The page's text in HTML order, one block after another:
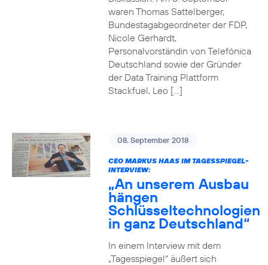
waren Thomas Sattelberger,
Bundestagabgeordneter der FDP,
Nicole Gerhardt,
Personalvorständin von Telefónica
Deutschland sowie der Gründer
der Data Training Plattform
Stackfuel, Leo […]
08. September 2018
CEO MARKUS HAAS IM TAGESSPIEGEL-
INTERVIEW:
„An unserem Ausbau
hängen
Schlüsseltechnologien
in ganz Deutschland“
In einem Interview mit dem
„Tagesspiegel“ äußert sich